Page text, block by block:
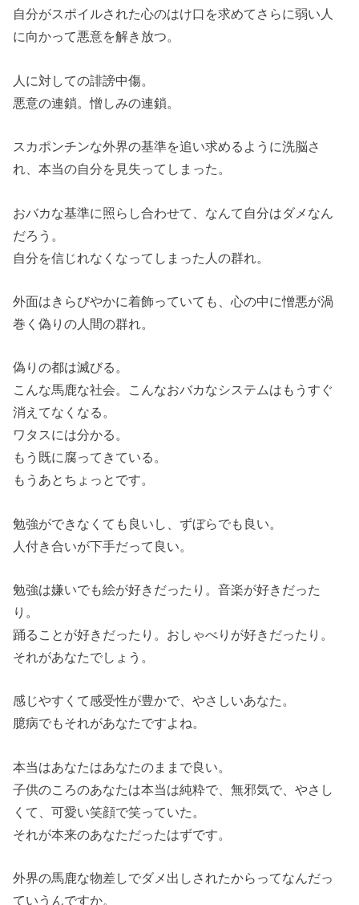
自分がスポイルされた心のはけ口を求めてさらに弱い人
に向かって悪意を解き放つ。
人に対しての誹謗中傷。
悪意の連鎖。憎しみの連鎖。
スカポンチンな外界の基準を追い求めるように洗脳さ
れ、本当の自分を見失ってしまった。
おバカな基準に照らし合わせて、なんて自分はダメなん
だろう。
自分を信じれなくなってしまった人の群れ。
外面はきらびやかに着飾っていても、心の中に憎悪が渦
巻く偽りの人間の群れ。
偽りの都は滅びる。
こんな馬鹿な社会。こんなおバカなシステムはもうすぐ
消えてなくなる。
ワタスには分かる。
もう既に腐ってきている。
もうあとちょっとです。
勉強ができなくても良いし、ずぼらでも良い。
人付き合いが下手だって良い。
勉強は嫌いでも絵が好きだったり。音楽が好きだった
り。
踊ることが好きだったり。おしゃべりが好きだったり。
それがあなたでしょう。
感じやすくて感受性が豊かで、やさしいあなた。
臆病でもそれがあなたですよね。
本当はあなたはあなたのままで良い。
子供のころのあなたは本当は純粋で、無邪気で、やさし
くて、可愛い笑顔で笑っていた。
それが本来のあなただったはずです。
外界の馬鹿な物差しでダメ出しされたからってなんだっ
ていうんですか。